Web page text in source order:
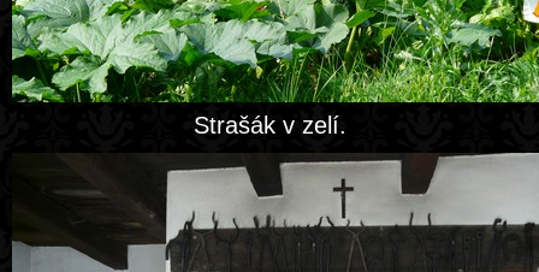
Strašák v zelí.